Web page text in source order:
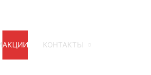
АКЦИИ КОНТАКТЫ